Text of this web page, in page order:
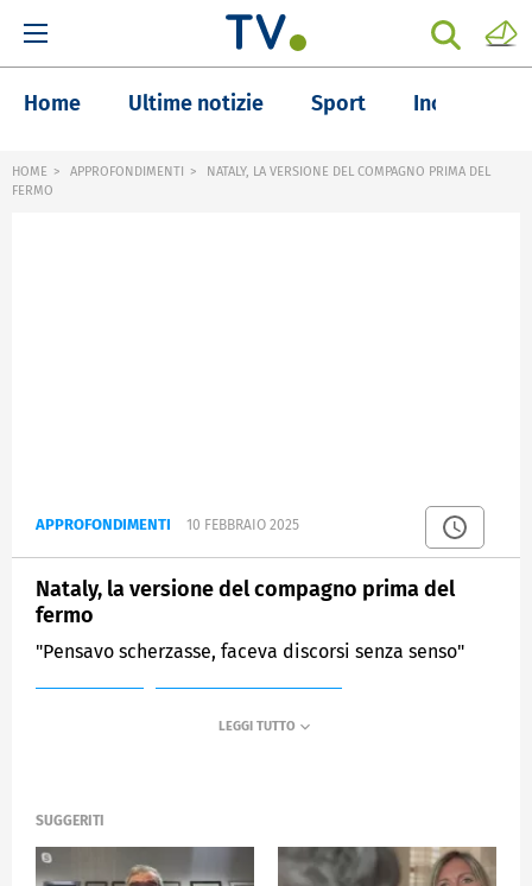
Home Ultime notizie Sport Inchieste
HOME APPROFONDIMENTI
NATALY, LA VERSIONE DEL COMPAGNO PRIMA DEL
FERMO
APPROFONDIMENTI 10 FEBBRAIO 2025
Nataly, la versione del compagno prima del
fermo
"Pensavo scherzasse, faceva discorsi senza senso"
SUGGERITI